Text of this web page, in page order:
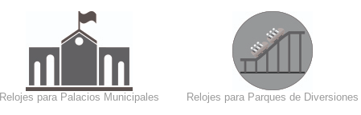
Relojes para Palacios Municipales Relojes para Parques de Diversiones